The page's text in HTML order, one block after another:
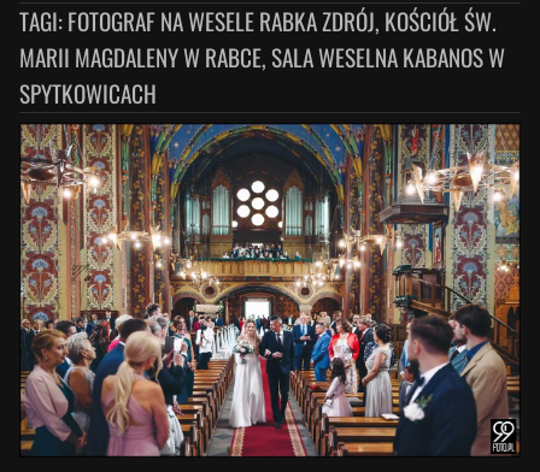
TAGI:FOTOGRAF NA WESELE RABKA ZDRÓJ, KOŚCIÓŁ ŚW.
MARII MAGDALENY W RABCE, SALA WESELNA KABANOS W
SPYTKOWICACH